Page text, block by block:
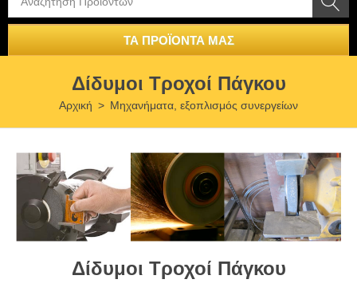
ΤΑ ΠΡΟΪΟΝΤΑ ΜΑΣ
Δίδυμοι Τροχοί Πάγκου
Αρχική > Μηχανήματα, εξοπλισμός συνεργείων
Δίδυμοι Τροχοί Πάγκου